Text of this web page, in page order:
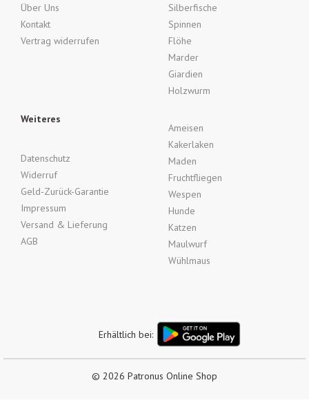
Über Uns
Kontakt
Vertrag widerrufen
Silberfische
Spinnen
Flöhe
Marder
Giardien
Holzwurm
Weiteres
Datenschutz
Widerruf
Geld-Zurück-Garantie
Impressum
Versand & Lieferung
AGB
Ameisen
Kakerlaken
Maden
Fruchtfliegen
Wespen
Hunde
Katzen
Maulwurf
Wühlmaus
© 2026 Patronus Online Shop
Erhältlich bei: